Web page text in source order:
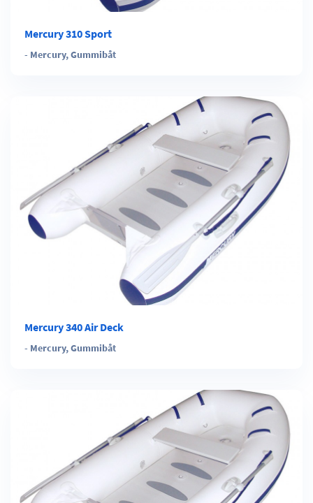
Mercury 310 Sport
- Mercury,Gummibåt
Mercury 340 Air Deck
- Mercury,Gummibåt